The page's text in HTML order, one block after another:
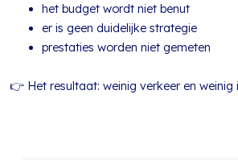
het budget wordt niet benut
er is geen duidelijke strategie
prestaties worden niet gemeten
👉 Het resultaat: weinig verkeer en weinig